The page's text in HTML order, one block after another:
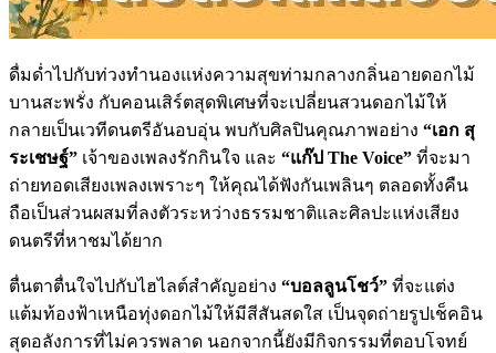
ดื่มด่ำไปกับท่วงทำนองแห่งความสุขท่ามกลางกลิ่นอายดอกไม้
บานสะพรั่ง กับคอนเสิร์ตสุดพิเศษที่จะเปลี่ยนสวนดอกไม้ให้
กลายเป็นเวทีดนตรีอันอบอุ่น พบกับศิลปินคุณภาพอย่าง “เอก สุ
ระเชษฐ์” เจ้าของเพลงรักกินใจ และ “แก๊ป The Voice” ที่จะมา
ถ่ายทอดเสียงเพลงเพราะๆ ให้คุณได้ฟังกันเพลินๆ ตลอดทั้งคืน
ถือเป็นส่วนผสมที่ลงตัวระหว่างธรรมชาติและศิลปะแห่งเสียง
ดนตรีที่หาชมได้ยาก
ตื่นตาตื่นใจไปกับไฮไลต์สำคัญอย่าง “บอลลูนโชว์” ที่จะแต่ง
แต้มท้องฟ้าเหนือทุ่งดอกไม้ให้มีสีสันสดใส เป็นจุดถ่ายรูปเช็คอิน
สุดอลังการที่ไม่ควรพลาด นอกจากนี้ยังมีกิจกรรมที่ตอบโจทย์